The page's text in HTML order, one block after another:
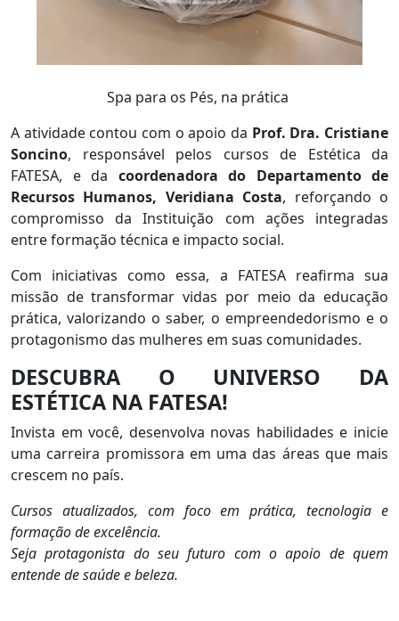
Spa para os Pés, na prática
A atividade contou com o apoio da Prof. Dra. Cristiane
Soncino, responsável pelos cursos de Estética da
FATESA, e da coordenadora do Departamento de
Recursos Humanos, Veridiana Costa, reforçando o
compromisso da Instituição com ações integradas
entre formação técnica e impacto social.
Com iniciativas como essa, a FATESA reafirma sua
missão de transformar vidas por meio da educação
prática, valorizando o saber, o empreendedorismo e o
protagonismo das mulheres em suas comunidades.
DESCUBRA O UNIVERSO DA
ESTÉTICA NA FATESA!
Invista em você, desenvolva novas habilidades e inicie
uma carreira promissora em uma das áreas que mais
crescem no país.
Cursos atualizados, com foco em prática, tecnologia e
formação de excelência.
Seja protagonista do seu futuro com o apoio de quem
entende de saúde e beleza.